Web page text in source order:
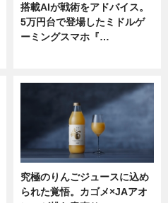
搭載AIが戦術をアドバイス。
5万円台で登場したミドルゲ
ーミングスマホ『…
究極のりんごジュースに込め
られた覚悟。カゴメ×JAアオ